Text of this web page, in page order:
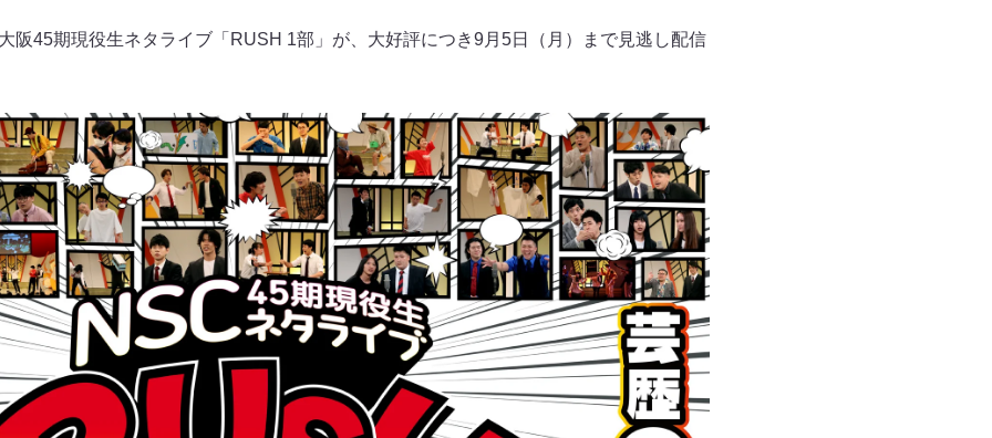
阪45期現役生ネタライブ「RUSH 1部」が、大好評につき9月5日（月）まで見逃し配信